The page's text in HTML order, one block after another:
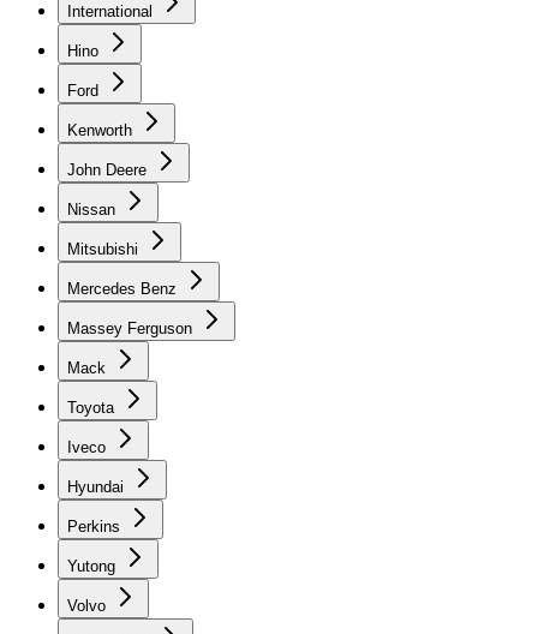
International
Hino
Ford
Kenworth
John Deere
Nissan
Mitsubishi
Mercedes Benz
Massey Ferguson
Mack
Toyota
Iveco
Hyundai
Perkins
Yutong
Volvo